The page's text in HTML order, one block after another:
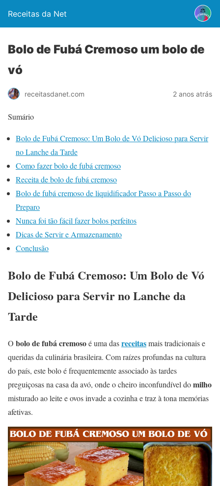
Receitas da Net
Bolo de Fubá Cremoso um bolo de
vó
receitasdanet.com 2 anos atrás
Sumário
Bolo de Fubá Cremoso: Um Bolo de Vó Delicioso para Servir
no Lanche da Tarde
Como fazer bolo de fubá cremoso
Receita de bolo de fubá cremoso
Bolo de fubá cremoso de liquidificador Passo a Passo do
Preparo
Nunca foi tão fácil fazer bolos perfeitos
Dicas de Servir e Armazenamento
Conclusão
Bolo de Fubá Cremoso: Um Bolo de Vó
Delicioso para Servir no Lanche da
Tarde
O bolo de fubá cremosoé uma dasreceitasmais tradicionais e
queridas da culinária brasileira. Com raízes profundas na cultura
do país, este bolo é frequentemente associado às tardes
preguiçosas na casa da avó, onde o cheiro inconfundível domilho
misturado ao leite e ovos invade a cozinha e traz à tona memórias
afetivas.